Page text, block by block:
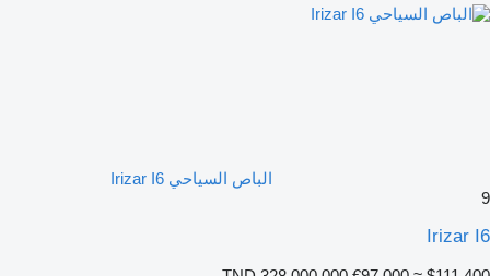
الباص السياحي Irizar I6
9
Irizar I6